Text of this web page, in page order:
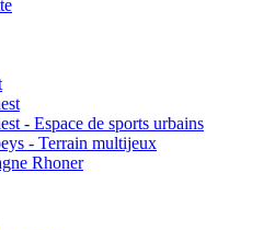
- Espace de sports urbains
- Terrain multijeux
Rhoner